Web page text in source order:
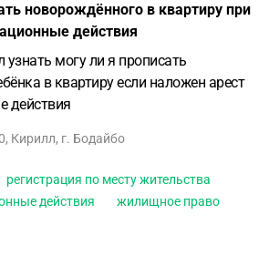
новорождённого в квартиру при
действия
могу ли я прописать
в квартиру если наложен арест
действия
, Кирилл, г. Бодайбо
регистрация по месту жительства
действия
жилищное право